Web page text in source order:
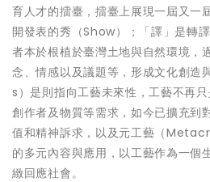
育人才的擂臺，擂臺上展現一屆又一
開發表的秀（Show）；「譯」是轉
者本於根植於臺灣土地與自然環境，
念、情感以及議題等，形成文化創造
s）是則指向工藝未來性，工藝不再
創作者及物質等需求，如今已擴充到
值和精神訴求，以及元工藝（
的多元內容與應用，以工藝作為一個
緻回應社會。